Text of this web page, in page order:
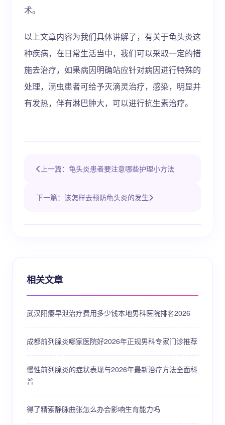
术。
以上文章内容为我们具体讲解了，有关于龟头炎这
种疾病，在日常生活当中，我们可以采取一定的措
施去治疗，如果病因明确站应针对病因进行特殊的
处理，滴虫患者可给予灭滴灵治疗，感染，明显并
有发热，伴有淋巴肿大，可以进行抗生素治疗。
上一篇：龟头炎患者要注意哪些护理小方法
下一篇：该怎样去预防龟头炎的发生
相关文章
武汉阳痿早泄治疗费用多少钱本地男科医院排名2026
成都前列腺炎哪家医院好2026年正规男科专家门诊推荐
慢性前列腺炎的症状表现与2026年最新治疗方法全面科
普
得了精索静脉曲张怎么办会影响生育能力吗